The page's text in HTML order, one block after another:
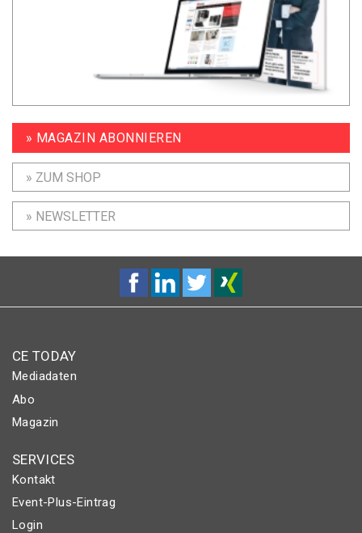
» MAGAZIN ABONNIEREN
» ZUM SHOP
» NEWSLETTER
CE TODAY
Mediadaten
Abo
Magazin
SERVICES
Kontakt
Event-Plus-Eintrag
Login